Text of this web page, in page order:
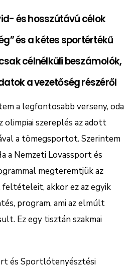
és hosszútávú célok
és a kétes sportértékű
célnélküli beszámolók,
a vezetőség részéről
a legfontosabb verseny, oda
olimpiai szereplés az adott
a tömegsportot. Szerintem
a Nemzeti Lovassport és
megteremtjük az
akkor ez az egyik
program, ami az elmúlt
Ez egy tisztán szakmai
és Sportlótenyésztési